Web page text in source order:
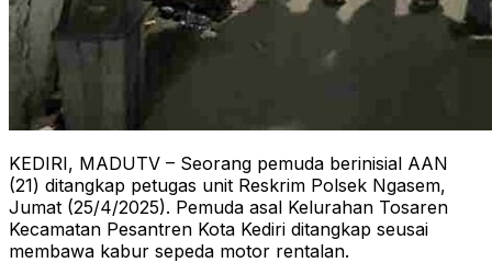
KEDIRI, MADUTV – Seorang pemuda berinisial AAN
(21) ditangkap petugas unit Reskrim Polsek Ngasem,
Jumat (25/4/2025). Pemuda asal Kelurahan Tosaren
Kecamatan Pesantren Kota Kediri ditangkap seusai
membawa kabur sepeda motor rentalan.